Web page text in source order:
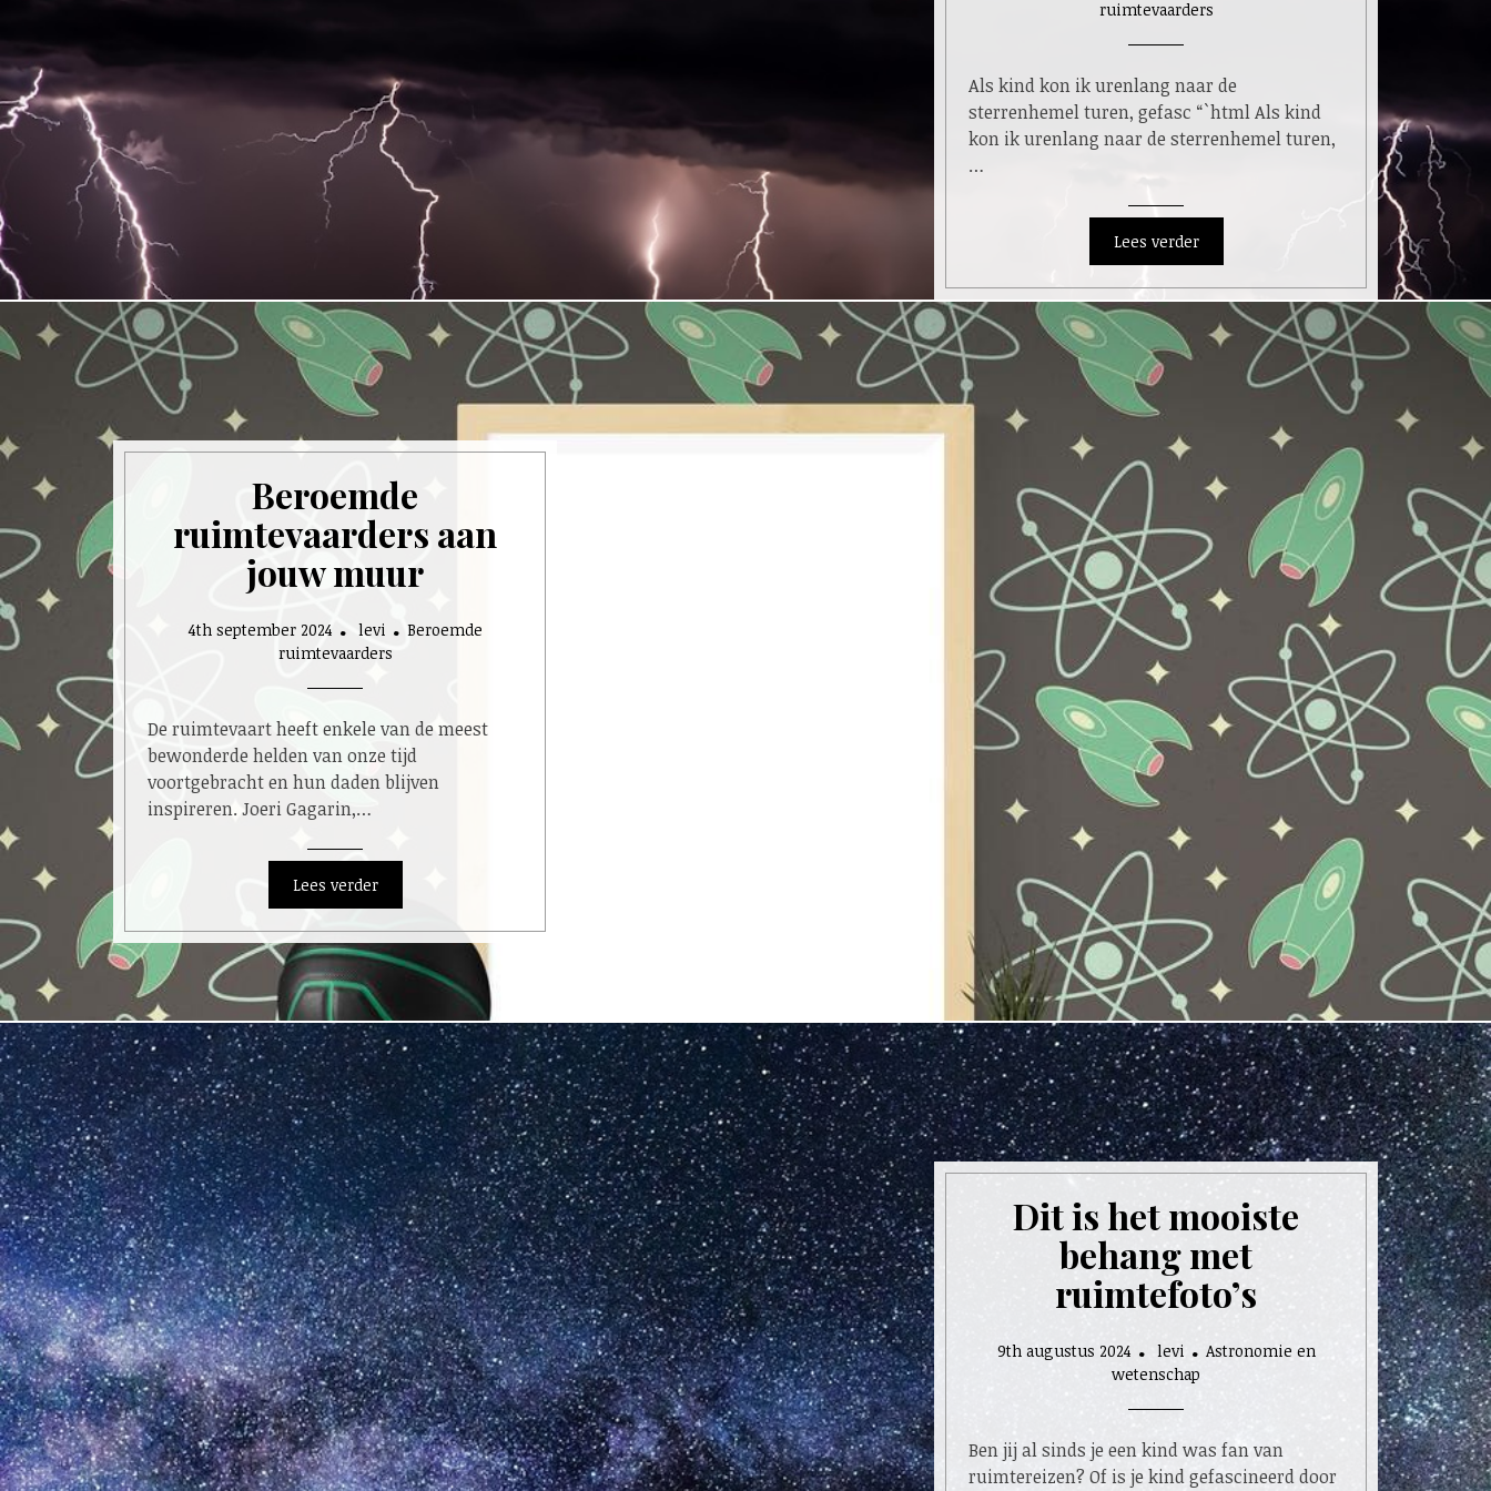
ruimtevaarders
Als kind kon ik urenlang naar de
sterrenhemel turen, gefasc “`html Als kind
kon ik urenlang naar de sterrenhemel turen,
…
Beroemde
ruimtevaarders aan
jouw muur
4th september 2024 levi
Beroemde
ruimtevaarders
De ruimtevaart heeft enkele van de meest
bewonderde helden van onze tijd
voortgebracht en hun daden blijven
inspireren. Joeri Gagarin,…
Dit is het mooiste
behang met
ruimtefoto’s
9th augustus 2024 levi
Astronomie en
wetenschap
Ben jij al sinds je een kind was fan van
ruimtereizen? Of is je kind gefascineerd door